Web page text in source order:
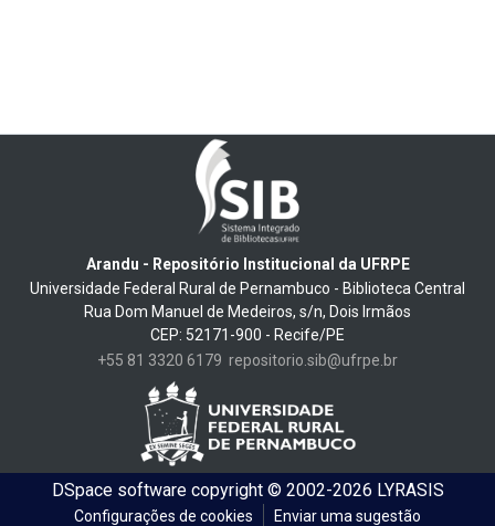
Arandu - Repositório Institucional da UFRPE
Universidade Federal Rural de Pernambuco - Biblioteca Central
Rua Dom Manuel de Medeiros, s/n, Dois Irmãos
CEP: 52171-900 - Recife/PE
+55 81 3320 6179 repositorio.sib@ufrpe.br
DSpace softwarecopyright © 2002-2026 LYRASIS
Configurações de cookies Enviar uma sugestão